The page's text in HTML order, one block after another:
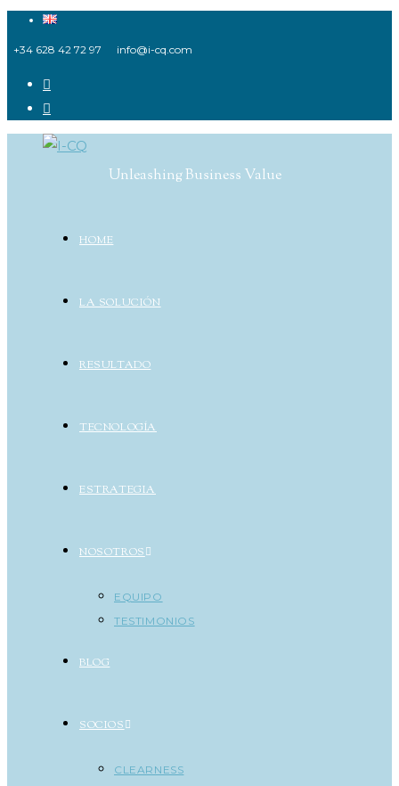
al
+34 628 42 72 97 info@i-cq.com
Unleashing Business Value
HOME
LA SOLUCIÓN
RESULTADO
TECNOLOGÍA
ESTRATEGIA
NOSOTROS
EQUIPO
TESTIMONIOS
BLOG
SOCIOS
CLEARNESS